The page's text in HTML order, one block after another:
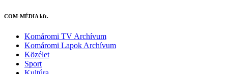
COM-MÉDIA kft.
Komáromi TV Archívum
Komáromi Lapok Archívum
Közélet
Sport